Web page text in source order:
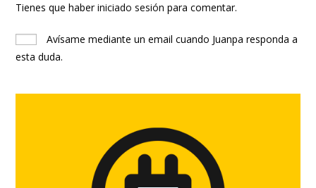
Tienes que haberiniciado sesión para comentar.
Avísame mediante un email cuando Juanpa responda a
esta duda.